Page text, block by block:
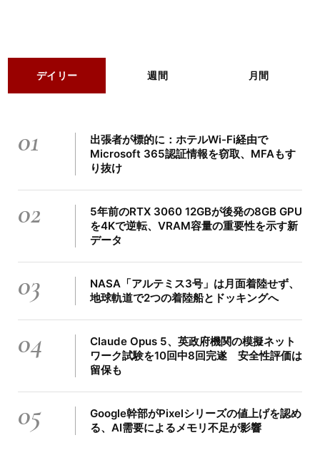
デイリー 週間 月間
01
出張者が標的に：ホテルWi-Fi経由で
Microsoft 365認証情報を窃取、MFAもす
り抜け
02
5年前のRTX 3060 12GBが後発の8GB GPU
を4Kで逆転、VRAM容量の重要性を示す新
データ
03
NASA「アルテミス3号」は月面着陸せず、
地球軌道で2つの着陸船とドッキングへ
04
Claude Opus 5、英政府機関の模擬ネット
ワーク試験を10回中8回完遂 安全性評価は
留保も
05
Google幹部がPixelシリーズの値上げを認め
る、AI需要によるメモリ不足が影響